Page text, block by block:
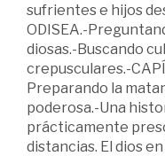
sufrientes e hijos
ODISEA.-
diosas.-Buscando
crepusculares.-
Preparando la
poderosa.-Una
prácticamente
distancias. El dios